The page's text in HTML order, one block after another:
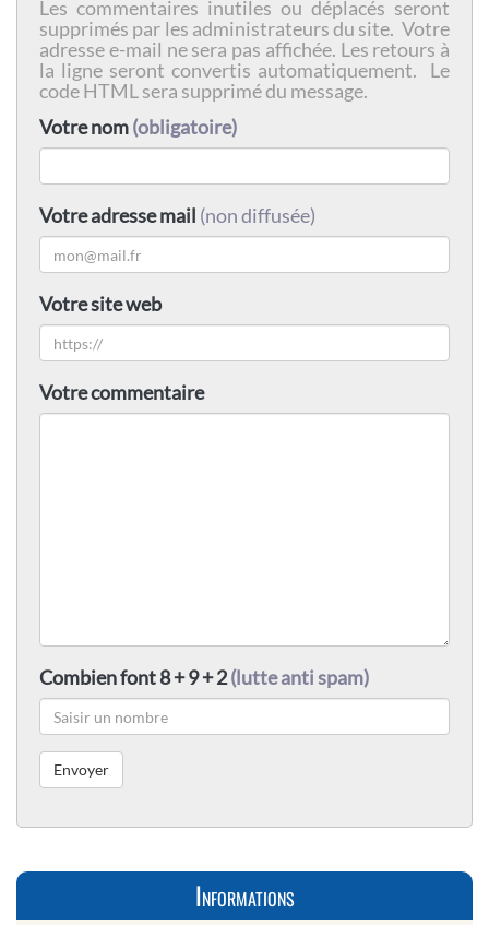
Les commentaires inutiles ou déplacés seront
supprimés par les administrateurs du site. Votre
adresse e-mail ne sera pas affichée. Les retours à
la ligne seront convertis automatiquement. Le
code HTML sera supprimé du message.
Votre nom(obligatoire)
Votre adresse mail (non diffusée)
Votre site web
Votre commentaire
Combien font 8 + 9 + 2(lutte anti spam)
Informations